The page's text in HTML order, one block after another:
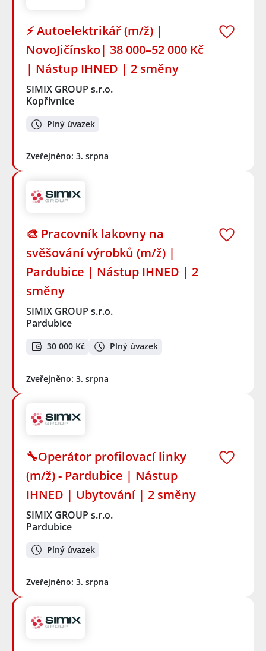
⚡ Autoelektrikář (m/ž) |
NovoJičínsko| 38 000–52 000 Kč
| Nástup IHNED | 2 směny
SIMIX GROUP s.r.o.
Kopřivnice
Plný úvazek
Zveřejněno: 3. srpna
🎨 Pracovník lakovny na
svěšování výrobků (m/ž) |
Pardubice | Nástup IHNED | 2
směny
SIMIX GROUP s.r.o.
Pardubice
30 000 Kč Plný úvazek
Zveřejněno: 3. srpna
🔧Operátor profilovací linky
(m/ž) - Pardubice | Nástup
IHNED | Ubytování | 2 směny
SIMIX GROUP s.r.o.
Pardubice
Plný úvazek
Zveřejněno: 3. srpna